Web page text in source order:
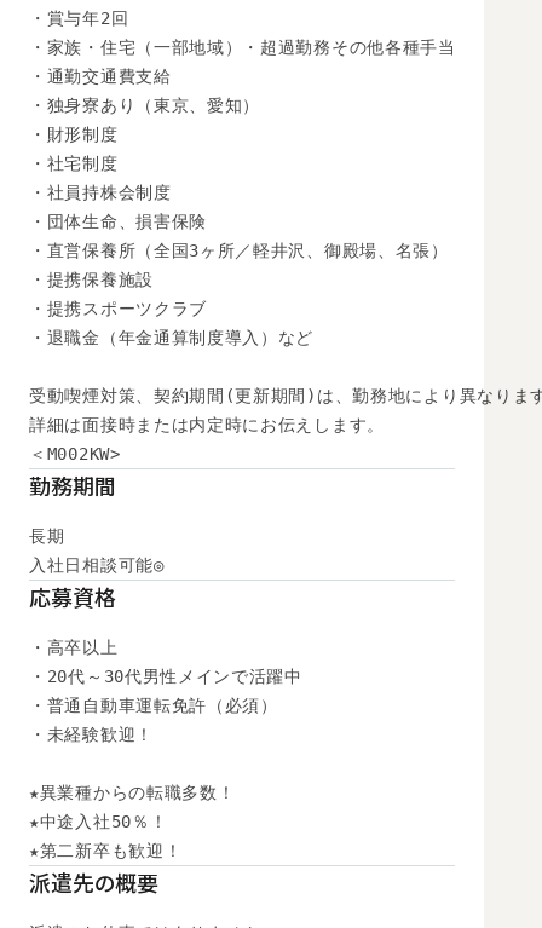
・賞与年2回
・家族・住宅（一部地域）・超過勤務その他各種手当
・通勤交通費支給
・独身寮あり（東京、愛知）
・財形制度
・社宅制度
・社員持株会制度
・団体生命、損害保険
・直営保養所（全国3ヶ所／軽井沢、御殿場、名張）
・提携保養施設
・提携スポーツクラブ
・退職金（年金通算制度導入）など
受動喫煙対策、契約期間(更新期間)は、勤務地により異なりま
詳細は面接時または内定時にお伝えします。
＜M002KW>
勤務期間
長期
入社日相談可能◎
応募資格
・高卒以上
・20代～30代男性メインで活躍中
・普通自動車運転免許（必須）
・未経験歓迎！
★異業種からの転職多数！
★中途入社50％！
★第二新卒も歓迎！
派遣先の概要